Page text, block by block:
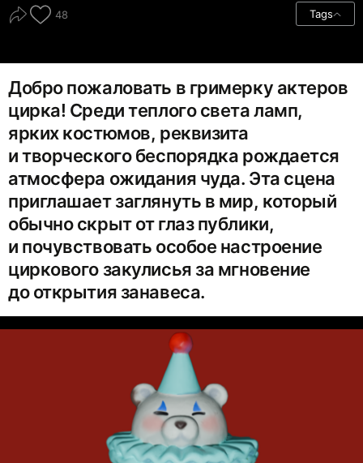
48 Tags
Добро пожаловать в гримерку актеров
цирка! Среди теплого света ламп,
ярких костюмов, реквизита
и творческого беспорядка рождается
атмосфера ожидания чуда. Эта сцена
приглашает заглянуть в мир, который
обычно скрыт от глаз публики,
и почувствовать особое настроение
циркового закулисья за мгновение
до открытия занавеса.